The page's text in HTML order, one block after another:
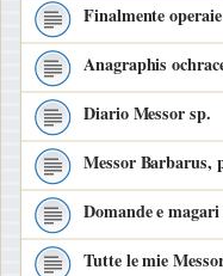
Finalmente operaie
Anagraphis
Diario Messor sp.
Messor Barbarus,
Domande e
Tutte le mie